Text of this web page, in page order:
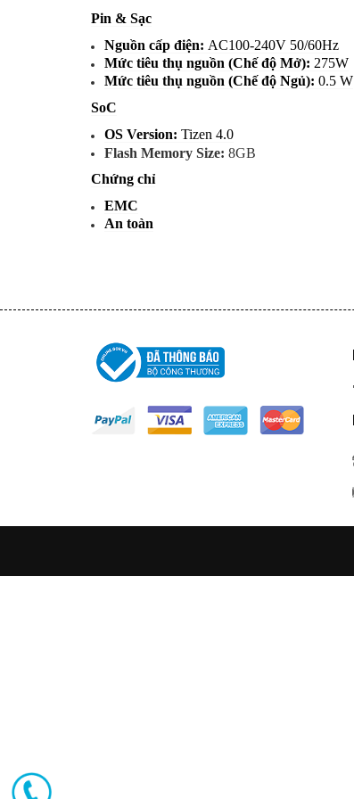
Pin & Sạc
Nguồn cấp điện: AC100-240V 50/60Hz
Mức tiêu thụ nguồn (Chế độ Mở): 275W
Mức tiêu thụ nguồn (Chế độ Ngủ): 0.5 W
SoC
OS Version: Tizen 4.0
Flash Memory Size: 8GB
Chứng chỉ
EMC
An toàn